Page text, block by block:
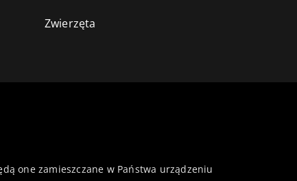
Zwierzęta
one zamieszczane w Państwa urządzeniu